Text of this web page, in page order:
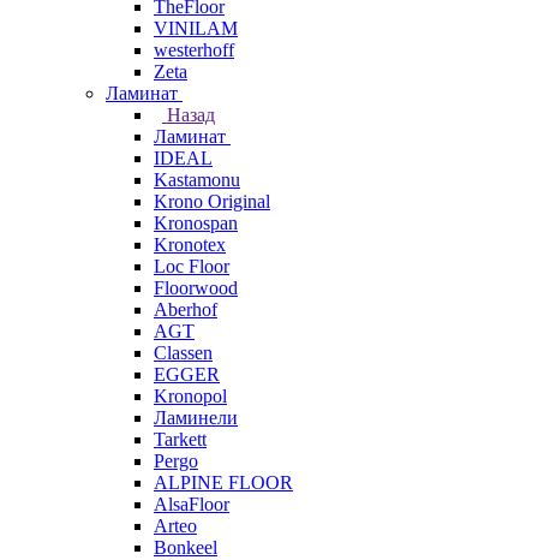
TheFloor
VINILAM
westerhoff
Zeta
Ламинат
Назад
Ламинат
IDEAL
Kastamonu
Krono Original
Kronospan
Kronotex
Loc Floor
Floorwood
Aberhof
AGT
Classen
EGGER
Kronopol
Ламинели
Tarkett
Pergo
ALPINE FLOOR
AlsaFloor
Arteo
Bonkeel